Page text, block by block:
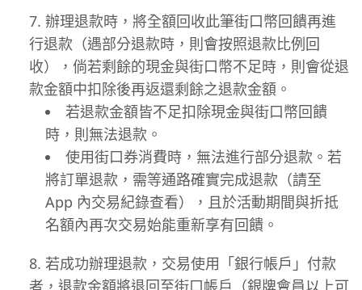
辦理退款時，將全額回收此筆街口幣回饋再進
行退款（遇部分退款時，則會按照退款比例回
收），倘若剩餘的現金與街口幣不足時，則會從退
款金額中扣除後再返還剩餘之退款金額。
若退款金額皆不足扣除現金與街口幣回饋
時，則無法退款。
使用街口券消費時，無法進行部分退款。若
將訂單退款，需等通路確實完成退款（請至
App 內交易紀錄查看），且於活動期間與折抵
名額內再次交易始能重新享有回饋。
若成功辦理退款，交易使用「銀行帳戶」付款
者，退款金額將退回至街口帳戶（銀牌會員以上可